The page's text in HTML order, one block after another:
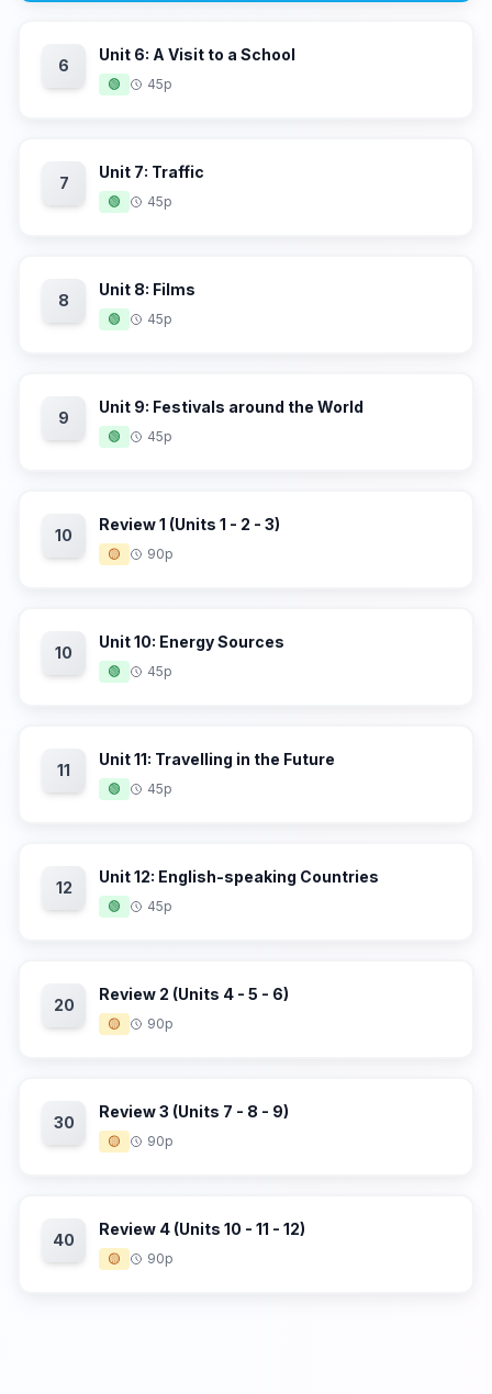
6
Unit 6: A Visit to a School
🟢 45p
7
Unit 7: Traffic
🟢 45p
8
Unit 8: Films
🟢 45p
9
Unit 9: Festivals around the World
🟢 45p
10
Review 1 (Units 1 - 2 - 3)
🟡 90p
10
Unit 10: Energy Sources
🟢 45p
11
Unit 11: Travelling in the Future
🟢 45p
12
Unit 12: English-speaking Countries
🟢 45p
20
Review 2 (Units 4 - 5 - 6)
🟡 90p
30
Review 3 (Units 7 - 8 - 9)
🟡 90p
40
Review 4 (Units 10 - 11 - 12)
🟡 90p